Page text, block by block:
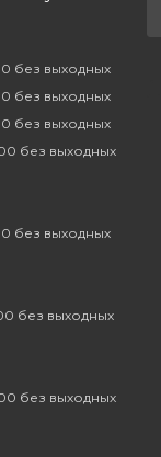
без выходных
без выходных
без выходных
без выходных
без выходных
без выходных
без выходных